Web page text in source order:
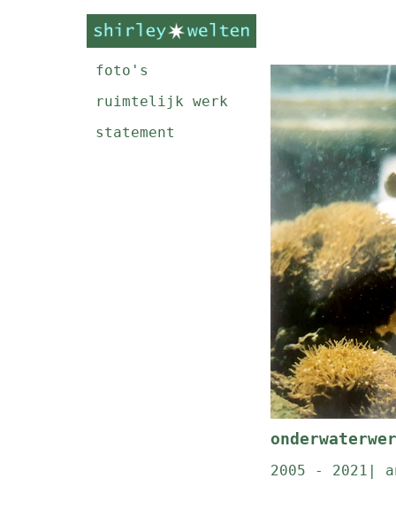
foto's
ruimtelijk werk
statement
2005 - 2021|